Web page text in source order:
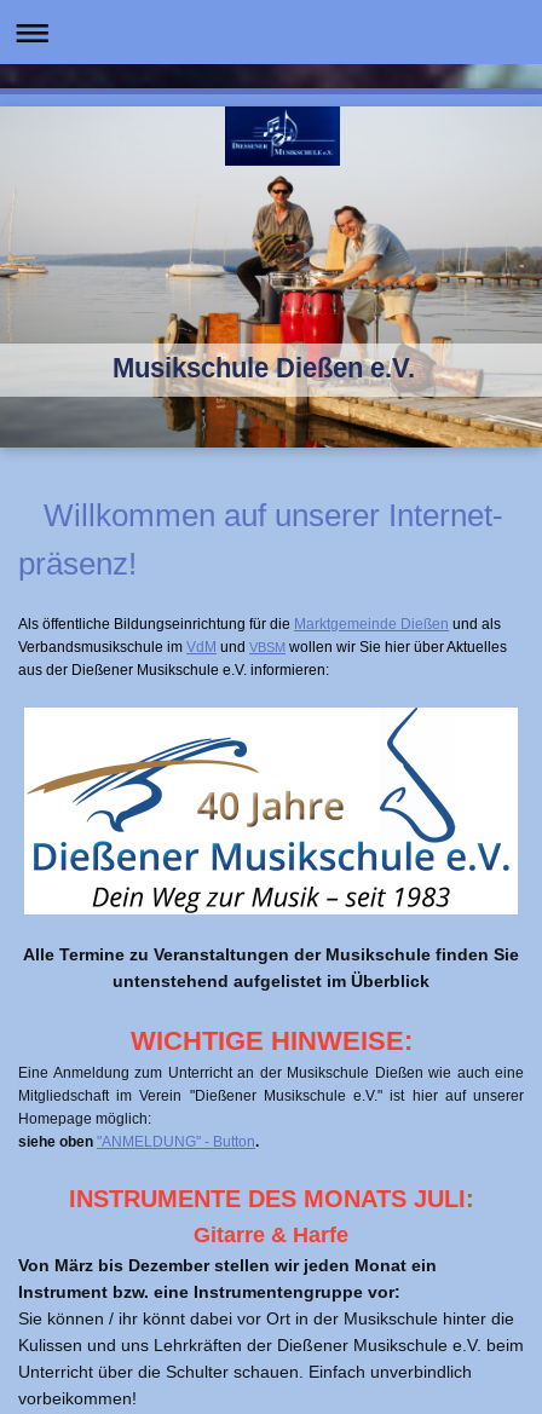
Musikschule Dießen e.V.
Willkommen auf unserer In­ter­net­
prä­senz!
Als öffentliche Bildungseinrichtung für die Marktgemeinde Dießen und als
Verbandsmusikschule im VdM und VBSM wollen wir Sie hier über Aktuelles
aus der Dießener Musikschule e.V. informieren:
Alle Termine zu Veranstaltungen der Musikschule finden Sie
untenstehend aufgelistet im Überblick
WICHTIGE HINWEISE:
Eine Anmeldung zum Unterricht an der Musikschule Dießen wie auch eine
Mitgliedschaft im Verein "Dießener Musikschule e.V." ist hier auf unserer
Homepage möglich:
siehe oben "ANMELDUNG" - Button.
INSTRUMENTE DES MONATS JULI:
Gitarre & Harfe
Von März bis Dezember stellen wir jeden Monat ein
Instrument bzw. eine Instrumentengruppe vor:
Sie können / ihr könnt dabei vor Ort in der Musikschule hinter die
Kulissen und uns Lehrkräften der Dießener Musikschule e.V. beim
Unterricht über die Schulter schauen. Einfach unverbindlich
vorbeikommen!